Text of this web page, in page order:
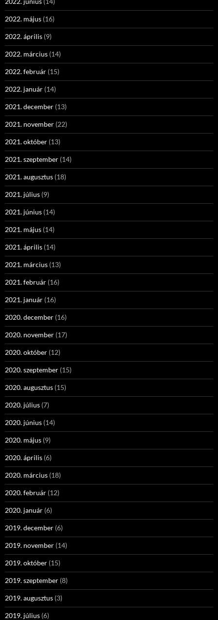
2022. május (16)
2022. április (9)
2022. március (14)
2022. február (15)
2022. január (14)
2021. december (13)
2021. november (22)
2021. október (13)
2021. szeptember (14)
2021. augusztus (18)
2021. július (9)
2021. június (14)
2021. május (14)
2021. április (14)
2021. március (13)
2021. február (16)
2021. január (16)
2020. december (16)
2020. november (17)
2020. október (12)
2020. szeptember (15)
2020. augusztus (15)
2020. július (7)
2020. június (14)
2020. május (9)
2020. április (6)
2020. március (18)
2020. február (12)
2020. január (6)
2019. december (6)
2019. november (14)
2019. október (15)
2019. szeptember (8)
2019. augusztus (3)
2019. július (6)